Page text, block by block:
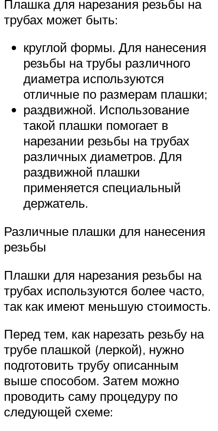
Плашка для нарезания резьбы на
трубах может быть:
круглой формы. Для нанесения
резьбы на трубы различного
диаметра используются
отличные по размерам плашки;
раздвижной. Использование
такой плашки помогает в
нарезании резьбы на трубах
различных диаметров. Для
раздвижной плашки
применяется специальный
держатель.
Различные плашки для нанесения
резьбы
Плашки для нарезания резьбы на
трубах используются более часто,
так как имеют меньшую стоимость.
Перед тем, как нарезать резьбу на
трубе плашкой (леркой), нужно
подготовить трубу описанным
выше способом. Затем можно
проводить саму процедуру по
следующей схеме: